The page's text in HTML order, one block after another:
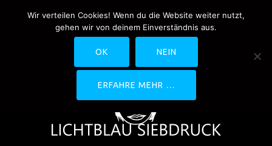
0170-4800361
drucken@lichtblau-
siebdruck.de
Schwedlerstraße 1 - 5 60314
Wir verteilen Cookies! Wenn du die Website weiter nutzt,
gehen wir von deinem Einverständnis aus.
OK NEIN
ERFAHRE MEHR …